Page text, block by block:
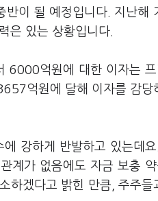
이 될 예정입니다. 지난해
은 있는 상황입니다.
6000억원에 대한 이자는 프
억원에 달해 이자를 감당
강하게 반발하고 있는데
계가 없음에도 자금 보충
하겠다고 밝힌 만큼, 주주들